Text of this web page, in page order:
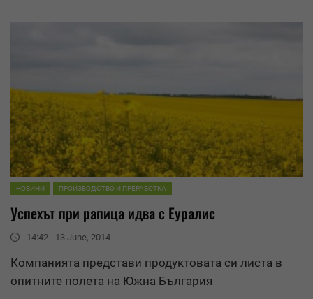
НОВИНИ ПРОИЗВОДСТВО И ПРЕРАБОТКА
Успехът при рапица идва с Еуралис
14:42 - 13 June, 2014
Компанията представи продуктовата си листа в
опитните полета на Южна България